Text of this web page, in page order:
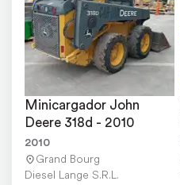
Minicargador John
Deere 318d - 2010
2010
Grand Bourg
Diesel Lange S.R.L.